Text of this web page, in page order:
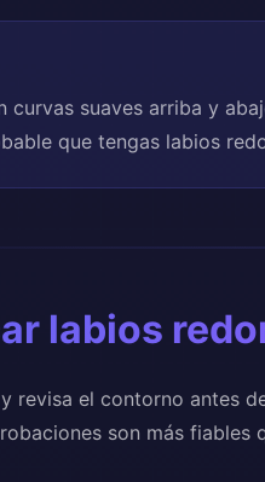
curvas suaves arriba y
que tengas labios
labios
revisa el contorno antes
son más fiables